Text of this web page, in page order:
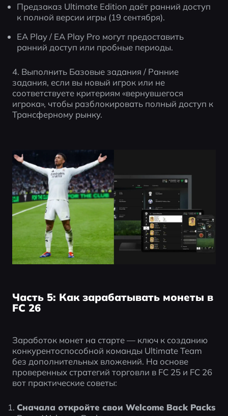
Предзаказ Ultimate Edition даёт ранний доступ
к полной версии игры (19 сентября).
EA Play / EA Play Pro могут предоставить
ранний доступ или пробные периоды.
4. Выполнить Базовые задания / Ранние
задания, если вы новый игрок или не
соответствуете критериям «вернувшегося
игрока», чтобы разблокировать полный доступ к
Трансферному рынку.
Часть 5: Как зарабатывать монеты в
FC 26
Заработок монет на старте — ключ к созданию
конкурентоспособной команды Ultimate Team
без дополнительных вложений. На основе
проверенных стратегий торговли в FC 25 и FC 26
вот практические советы:
Сначала откройте свои Welcome Back Packs